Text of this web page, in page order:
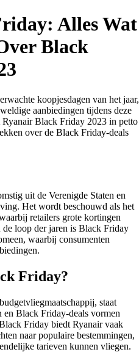
Alles Wat
Black
koopjesdagen van het jaar,
aanbiedingen tijdens deze
Black Friday 2023 in petto
over de Black Friday-deals
uit de Verenigde Staten en
Het wordt beschouwd als het
retailers grote kortingen
loop der jaren is Black Friday
waarbij consumenten
Friday?
staat
en Black Friday-deals vormen
Friday biedt Ryanair vaak
naar populaire bestemmingen,
tarieven kunnen vliegen.